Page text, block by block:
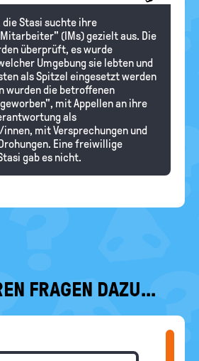
die Stasi suchte ihre
(IMs) gezielt aus. Die
überprüft, es wurde
Umgebung sie lebten und
als Spitzel eingesetzt werden
wurden die betroffenen
mit Appellen an ihre
als
mit Versprechungen und
Eine freiwillige
gab es nicht.
FRAGEN DAZU...